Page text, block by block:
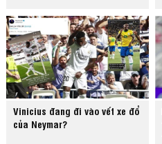
Vinicius đang đi vào vết xe đổ
của Neymar?